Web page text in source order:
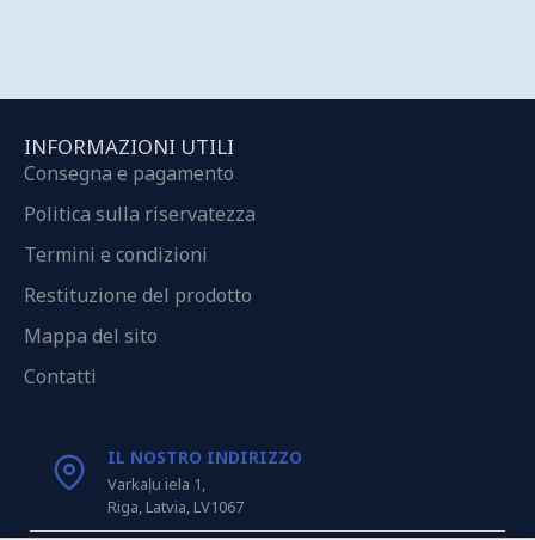
INFORMAZIONI UTILI
Consegna e pagamento
Politica sulla riservatezza
Termini e condizioni
Restituzione del prodotto
Mappa del sito
Contatti
IL NOSTRO INDIRIZZO
Varkaļu iela 1,
Riga, Latvia, LV1067